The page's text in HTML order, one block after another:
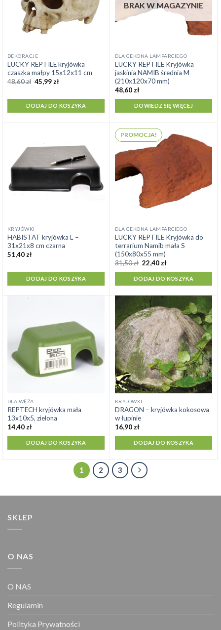
DEKORACJE
LUCKY REPTILE kryjówka
czaszka małpy 15x12x11 cm
48,60zł Pierwotna
cena
48,60 zł.
45,99złAktualna
45,99 zł.
DODAJ DO KOSZYKA
BRAK W MAGAZYNIE
DLA GEKONA LAMPARCIEGO
LUCKY REPTILE Kryjówka
jaskinia NAMIB średnia M
(210x120x70 mm)
48,60zł
DOWIEDZ SIĘ WIĘCEJ
KRYJÓWKI
HABISTAT kryjówka L –
31x21x8 cm czarna
51,40 zł
DODAJ DO KOSZYKA
PROMOCJA!
DLA GEKONA LAMPARCIEGO
LUCKY REPTILE Kryjówka do
terrarium Namib mała S
(150x80x55 mm)
31,50zł Pierwotna
cena
wynosiła:
31,50 zł.
22,40 złAktualna
wynosi:
22,40 zł.
DODAJ DO KOSZYKA
DLA WĘŻA
REPTECH kryjówka mała
13x10x5, zielona
14,40zł
DODAJ DO KOSZYKA
KRYJÓWKI
DRAGON – kryjówka kokosowa
w łupinie
16,90zł
DODAJ DO KOSZYKA
1 2 3
SKLEP
O NAS
O NAS
Regulamin
Polityka Prywatności